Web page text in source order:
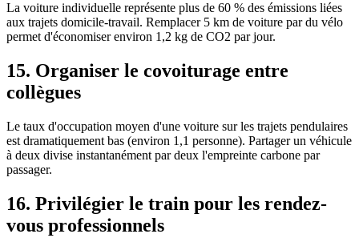
La voiture individuelle représente plus de 60 % des émissions liées
aux trajets domicile-travail. Remplacer 5 km de voiture par du vélo
permet d'économiser environ 1,2 kg de CO2 par jour.
15. Organiser le covoiturage entre
collègues
Le taux d'occupation moyen d'une voiture sur les trajets pendulaires
est dramatiquement bas (environ 1,1 personne). Partager un véhicule
à deux divise instantanément par deux l'empreinte carbone par
passager.
16. Privilégier le train pour les rendez-
vous professionnels